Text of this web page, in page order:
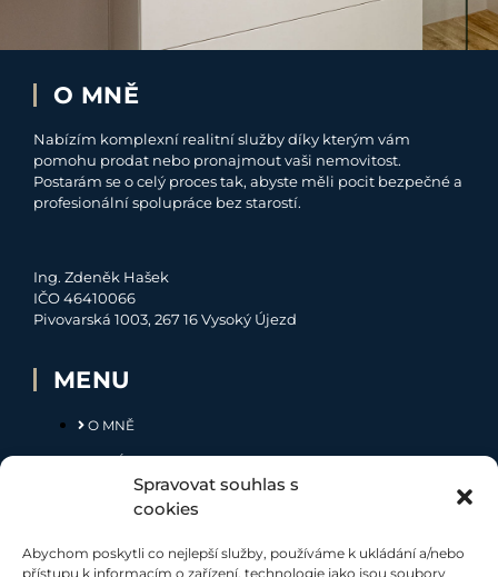
Spravovat souhlas s
cookies
Abychom poskytli co nejlepší služby, používáme k ukládání a/nebo
přístupu k informacím o zařízení, technologie jako jsou soubory
O MNĚ
Nabízím komplexní realitní služby díky kterým vám
pomohu prodat nebo pronajmout vaši nemovitost.
Postarám se o celý proces tak, abyste měli pocit bezpečné a
profesionální spolupráce bez starostí.
Ing. Zdeněk Hašek
IČO 46410066
Pivovarská 1003, 267 16 Vysoký Újezd
MENU
O MNĚ
NABÍDKA
MOJE SLUŽBY